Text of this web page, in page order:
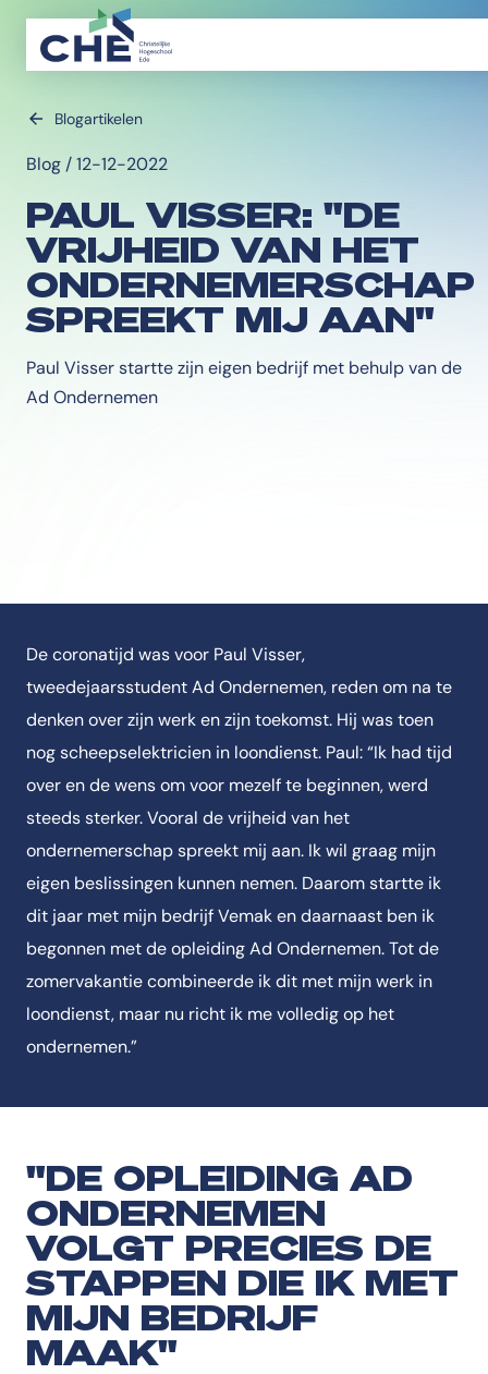
Blogartikelen
Blog / 12-12-2022
PAUL VISSER: "DE
VRIJHEID VAN HET
ONDERNEMERSCHAP
SPREEKT MIJ AAN"
Paul Visser startte zijn eigen bedrijf met behulp van de
Ad Ondernemen
De coronatijd was voor Paul Visser,
tweedejaarsstudent Ad Ondernemen, reden om na te
denken over zijn werk en zijn toekomst. Hij was toen
nog scheepselektricien in loondienst. Paul: “Ik had tijd
over en de wens om voor mezelf te beginnen, werd
steeds sterker. Vooral de vrijheid van het
ondernemerschap spreekt mij aan. Ik wil graag mijn
eigen beslissingen kunnen nemen. Daarom startte ik
dit jaar met mijn bedrijf Vemak en daarnaast ben ik
begonnen met de opleiding Ad Ondernemen. Tot de
zomervakantie combineerde ik dit met mijn werk in
loondienst, maar nu richt ik me volledig op het
ondernemen.”
"DE OPLEIDING AD
ONDERNEMEN
VOLGT PRECIES DE
STAPPEN DIE IK MET
MIJN BEDRIJF
MAAK"